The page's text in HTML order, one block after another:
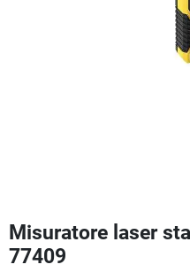
Misuratore laser
77409